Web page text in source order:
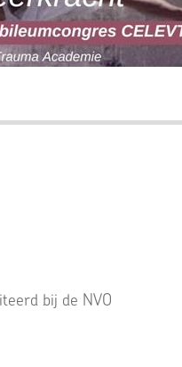
bij de NVO